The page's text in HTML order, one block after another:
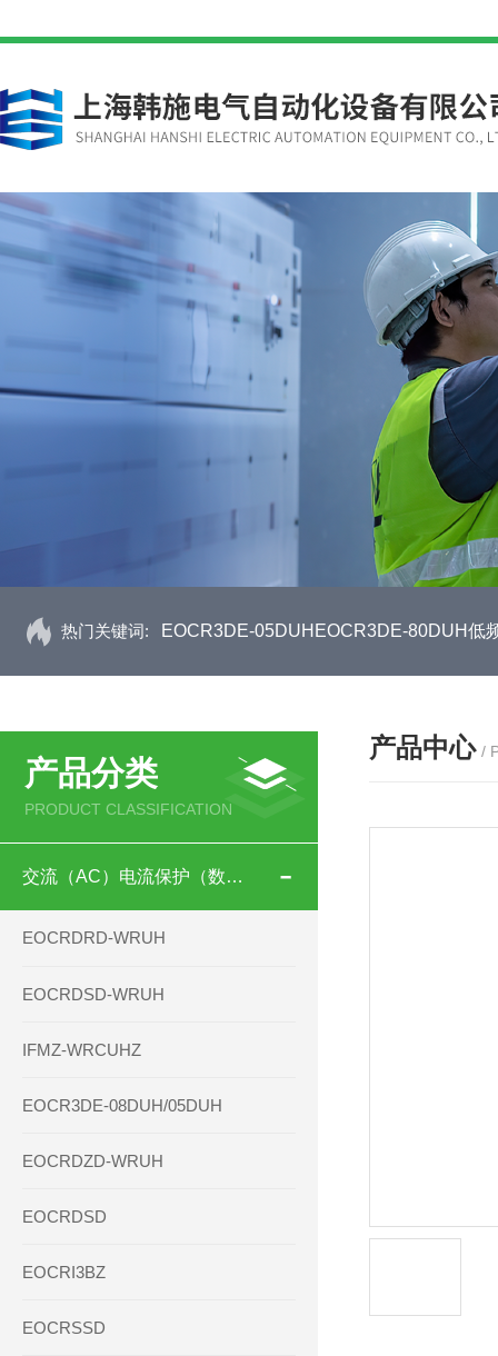
热门关键词: EOCR3DE-05DUHEOCR3DE-80DUH低
产品分类
PRODUCT CLASSIFICATION
交流（AC）电流保护（数码型）
EOCRDRD-WRUH
EOCRDSD-WRUH
IFMZ-WRCUHZ
EOCR3DE-08DUH/05DUH
EOCRDZD-WRUH
EOCRDSD
EOCRI3BZ
EOCRSSD
产品中心 /